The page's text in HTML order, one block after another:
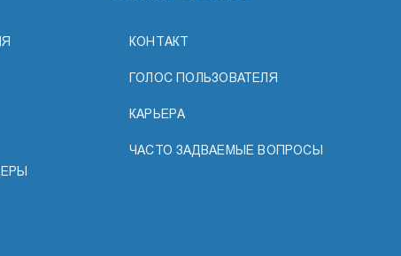
КОНТАКТ
ГОЛОС ПОЛЬЗОВАТЕЛЯ
КАРЬЕРА
ЧАСТО ЗАДВАЕМЫЕ ВОПРОСЫ